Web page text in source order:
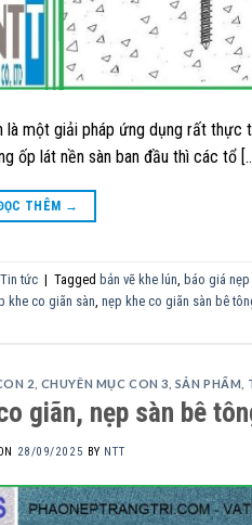
là một giải pháp ứng dụng rất
ốp lát nền sàn ban đầu thì các tổ
THÊM →
Tin tức | Tagged bản vẽ khe lún, báo giá
khe co giãn sàn, nẹp khe co giãn sàn bê
2 CHUYÊN MỤC CON 3 SẢN PHẨM
giãn, nẹp sàn bê
28/09/2025 BY NTT